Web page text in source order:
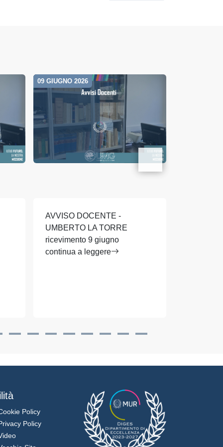
09 GIUGNO 2026
AVVISO DOCENTE -
UMBERTO LA TORRE
ricevimento 9 giugno
continua a leggere
Policy
Policy